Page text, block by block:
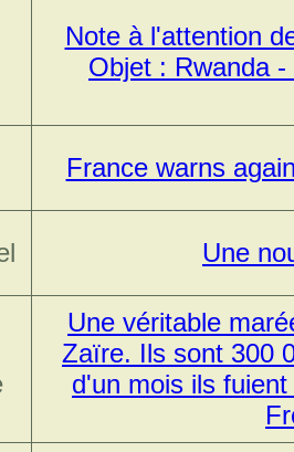
Note à l'attention
Objet : Rwanda
France warns
Une
Une véritable
Zaïre. Ils sont 300
d'un mois ils